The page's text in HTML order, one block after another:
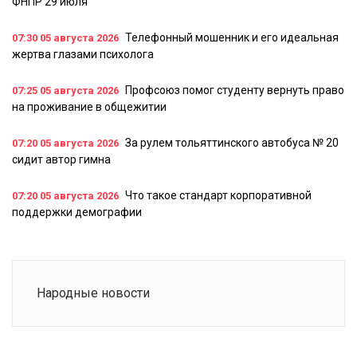
07:30 05 августа 2026 Телефонный мошенник и его идеальная
жертва глазами психолога
07:25 05 августа 2026
Профсоюз помог студенту вернуть право
на проживание в общежитии
07:20 05 августа 2026 За рулем тольяттинского автобуса № 20
сидит автор гимна
07:20 05 августа 2026 Что такое стандарт корпоративной
поддержки демографии
Народные новости